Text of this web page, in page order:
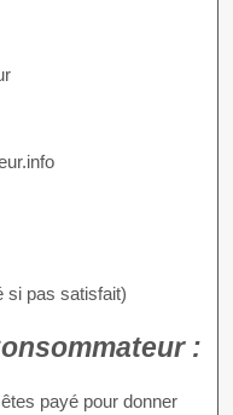
si pas satisfait)
:
payé pour donner